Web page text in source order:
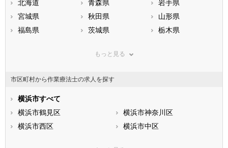
北海道 青森県
岩手県
宮城県
秋田県
山形県
福島県
茨城県
栃木県
神奈川県
石川県
福井県
静岡県
滋賀県
大阪府
兵庫県
和歌山県
もっと見る
市区町村から作業療法士の求人を探す
横浜市すべて
横浜市鶴見区
横浜市神奈川区
横浜市西区
横浜市中区